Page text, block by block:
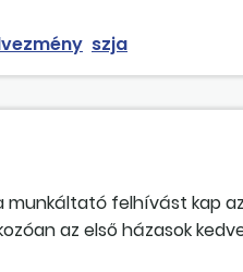
szja
munkáltató felhívást kap
az első házasok
be a 25. életévét?